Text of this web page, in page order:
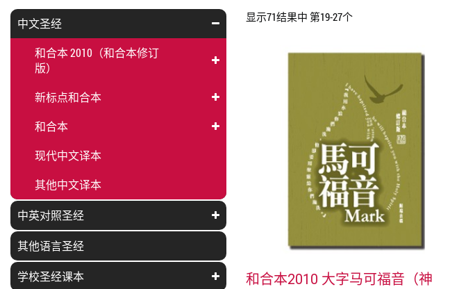
中文圣经
和合本 2010（和合本修订
版）
新标点和合本
和合本
现代中文译本
其他中文译本
中英对照圣经
其他语言圣经
学校圣经课本
显示71结果中 第19-27个
和合本2010 大字马可福音（神